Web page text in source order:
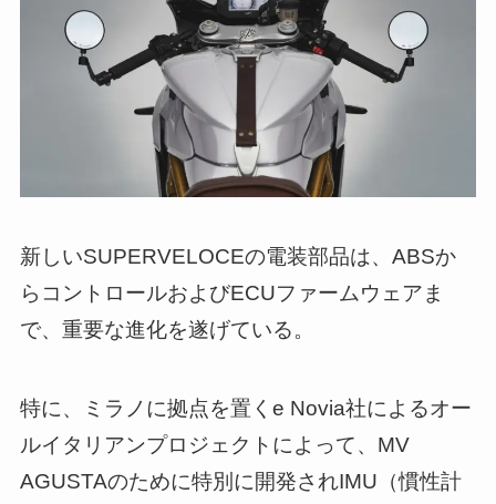
新しいSUPERVELOCEの電装部品は、ABSか
らコントロールおよびECUファームウェアま
で、重要な進化を遂げている。
特に、ミラノに拠点を置くe Novia社によるオー
ルイタリアンプロジェクトによって、MV
AGUSTAのために特別に開発されIMU（慣性計